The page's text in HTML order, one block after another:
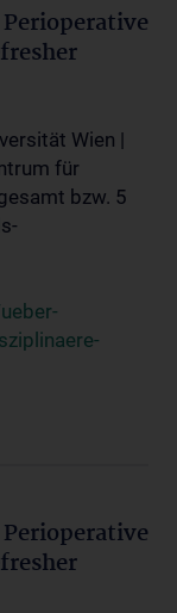
Wien |
für
bzw. 5